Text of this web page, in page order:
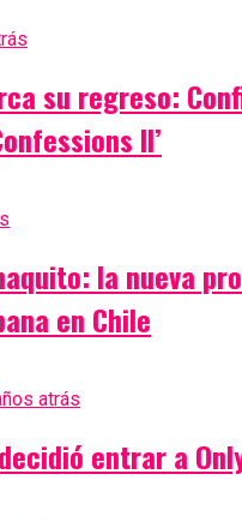
su regreso:
II’
la nueva
en Chile
atrás
decidió entrar a